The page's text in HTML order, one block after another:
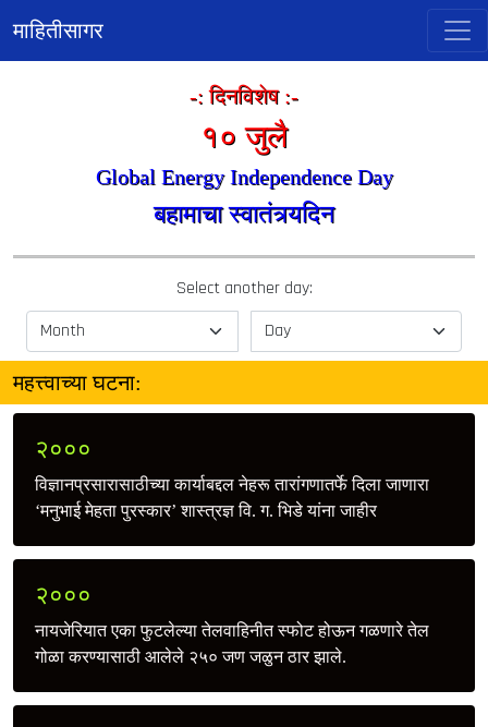
माहितीसागर
-: दिनविशेष :-
१० जुलै
Global Energy Independence Day
बहामाचा स्वातंत्र्यदिन
Select another day:
महत्त्वाच्या घटना:
२०००
विज्ञानप्रसारासाठीच्या कार्याबद्दल नेहरू तारांगणातर्फे दिला जाणारा
‘मनुभाई मेहता पुरस्कार’ शास्त्रज्ञ वि. ग. भिडे यांना जाहीर
२०००
नायजेरियात एका फुटलेल्या तेलवाहिनीत स्फोट होऊन गळणारे तेल
गोळा करण्यासाठी आलेले २५० जण जळुन ठार झाले.